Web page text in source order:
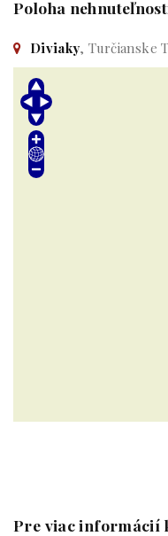
Poloha
Diviaky, Turčianske
Pre viac informácií